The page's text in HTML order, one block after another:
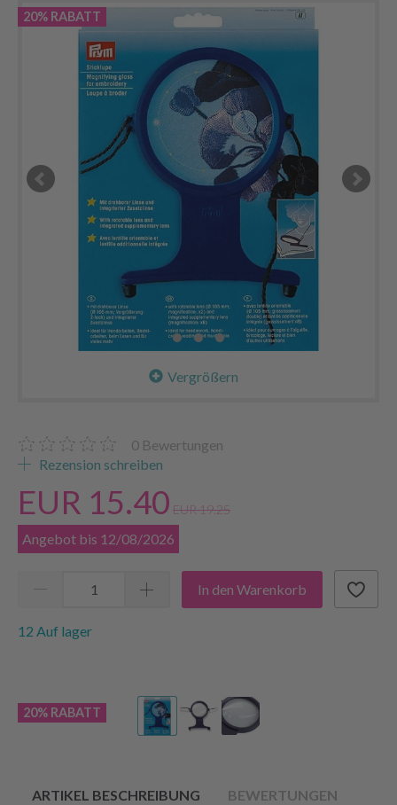
20% RABATT
Vergrößern
0 Bewertungen
Rezension schreiben
EUR 15.40 EUR 19.25
Angebot bis 12/08/2026
In den Warenkorb
12 Auf lager
20% RABATT
ARTIKEL BESCHREIBUNG BEWERTUNGEN